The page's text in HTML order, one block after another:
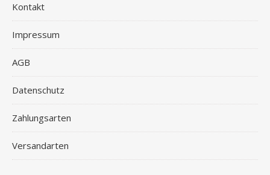
Kontakt
Impressum
AGB
Datenschutz
Zahlungsarten
Versandarten